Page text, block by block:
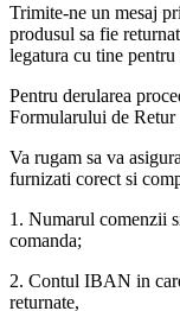
Trimite-ne un mesaj
produsul sa fie
legatura cu tine
Pentru derularea
Formularului de Retur
Va rugam sa va
furnizati corect si
1. Numarul comenzii
comanda;
2. Contul IBAN in
returnate,